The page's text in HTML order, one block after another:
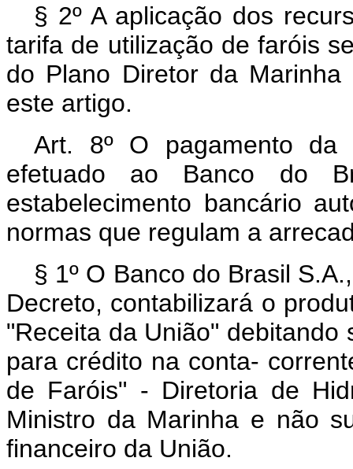
§ 2º A aplicação dos
tarifa de utilização de faróis
do Plano Diretor da
este artigo.
Art. 8º O pagamento
efetuado ao Banco do
estabelecimento bancário
normas que regulam a
§ 1º O Banco do Brasil
Decreto, contabilizará o
"Receita da União" debitando
para crédito na conta-
de Faróis" - Diretoria de
Ministro da Marinha e não
financeiro da União.